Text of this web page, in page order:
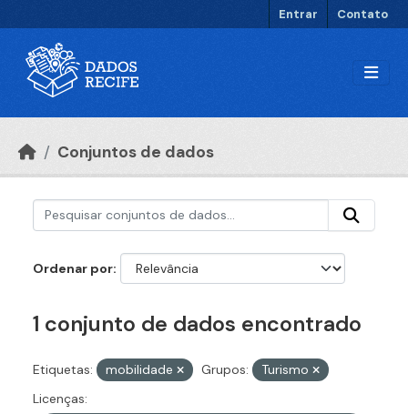
Entrar Contato
Conjuntos de dados
Ordenar por
1 conjunto de dados encontrado
Etiquetas: mobilidade Grupos:
Turismo
Licenças: